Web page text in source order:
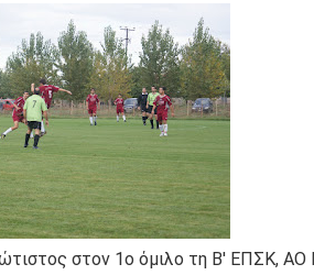
κάψιμο των χωριών της Λίμνης
Ελληνίδες με ρίζες απο τον Δομοκό
στον 1ο όμιλο τη Β' ΕΠΣΚ, ΑΟ